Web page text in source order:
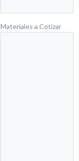
Materiales a Cotizar